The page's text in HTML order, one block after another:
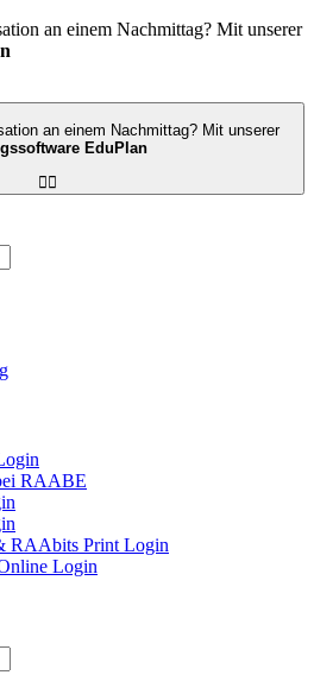
an einem Nachmittag? Mit unserer
an einem Nachmittag? Mit unserer
EduPlan

RAABE
RAAbits Print Login
Login